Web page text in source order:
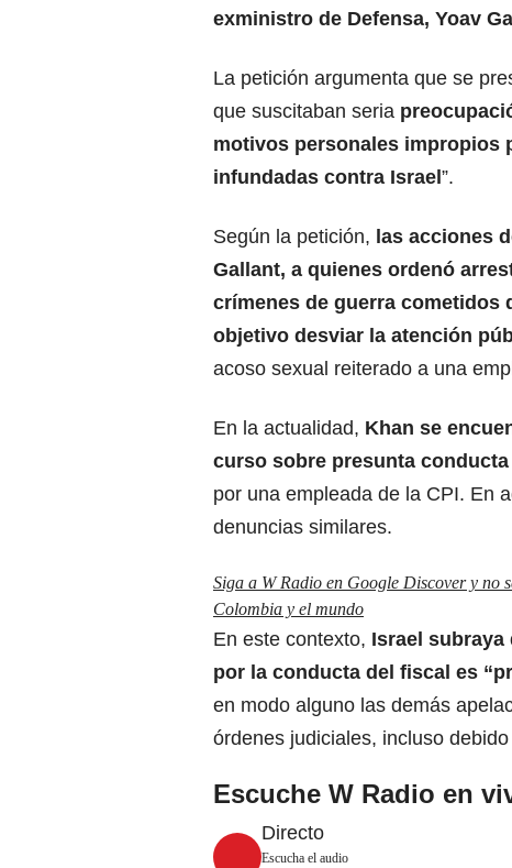
exministro de Defensa, Yoav
La petición argumenta que se
que suscitaban seria
motivos personales impropios
infundadas contra Israel ”.
Según la petición, las acciones
Gallant, a quienes ordenó
crímenes de guerra cometidos
objetivo desviar la atención
acoso sexual reiterado a una
En la actualidad, Khan se
curso sobre presunta
por una empleada de la CPI. En
denuncias similares.
Siga a W Radio en Google Discover y no
Colombia y el mundo
En este contexto, Israel subraya
por la conducta del fiscal es
en modo alguno las demás
órdenes judiciales, incluso
Escuche W Radio en
Directo
Escucha el audio